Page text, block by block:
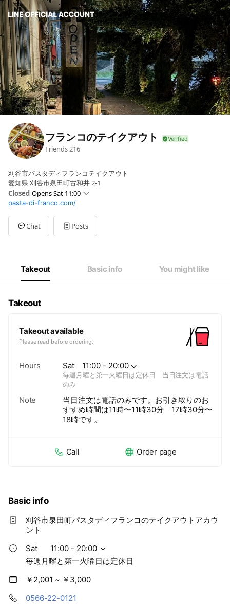
フランコのテイクアウト
Friends216
刈谷市パスタディフランコテイクアウト
愛知県 刈谷市泉田町古和井 2-1
Closed Opens Sat 11:00
Sun11:00 - 20:00
MonClosed
Tue11:00 - 20:00
Wed11:00 - 20:00
毎週月曜と第一火曜日は定休日
pasta-di-franco.com/
Chat Posts
Takeout Basic info You might like
Takeout
Takeout available
Please read before ordering.
Hours Sat 11:00 - 20:00
毎週月曜と第一火曜日は定休日 当日注文は電話
のみ
Note
当日注文は電話のみです。お引き取りのお
すすめ時間は11時〜11時30分 17時30分〜
18時です。
Call Order page
Basic info
刈谷市泉田町パスタディフランコのテイクアウトアカウ
ント
Sat
11:00 - 20:00
毎週月曜と第一火曜日は定休日
￥2,001 ~ ￥3,000
0566-22-0121